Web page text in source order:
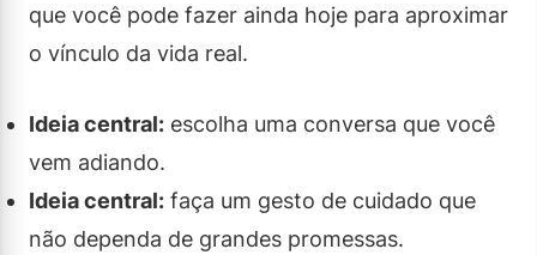
que você pode fazer ainda hoje para aproximar
o vínculo da vida real.
Ideia central: escolha uma conversa que você
vem adiando.
Ideia central: faça um gesto de cuidado que
não dependa de grandes promessas.